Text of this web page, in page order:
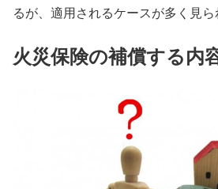
るが、適用されるケースが多く見ら
火災保険の補償する内